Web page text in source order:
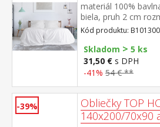
materiál 100%
biela, pruh 2 cm
70 × 90 cm odolné,
hotelový uzáver
Kód produktu:
Skladom > 5 ks
31,50 € s DPH
-41% 54 € **
-39%
Obliečky TOP
140x200/70x90